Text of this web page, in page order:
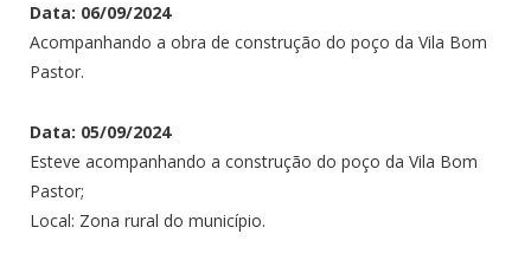
Data: 06/09/2024
Acompanhando a obra de construção do poço da Vila Bom
Pastor.
Data: 05/09/2024
Esteve acompanhando a construção do poço da Vila Bom
Pastor;
Local: Zona rural do município.